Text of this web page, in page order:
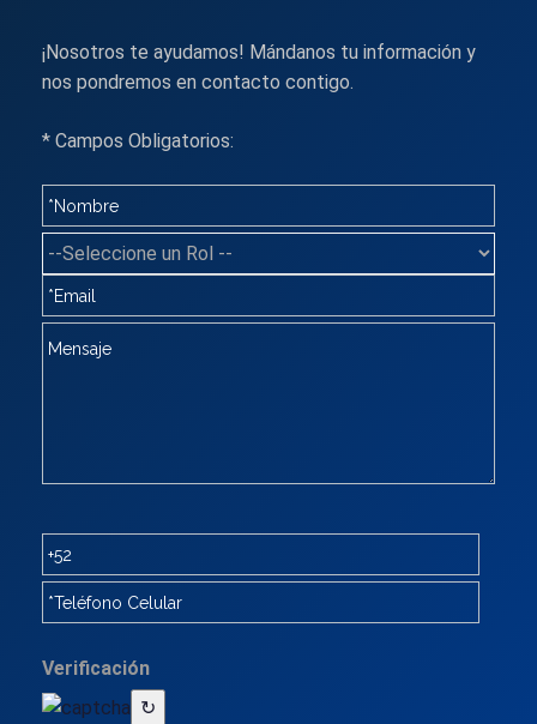
¡Nosotros te ayudamos! Mándanos tu información y
nos pondremos en contacto contigo.
* Campos Obligatorios:
Verificación
↻